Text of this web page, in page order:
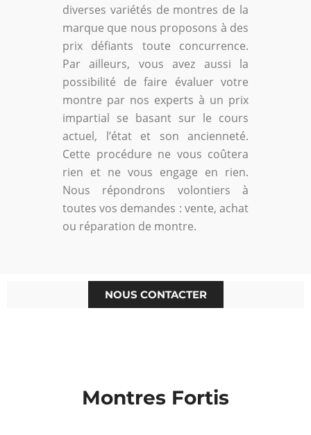
diverses variétés de montres de la
marque que nous proposons à des
prix défiants toute concurrence.
Par ailleurs, vous avez aussi la
possibilité de faire évaluer votre
montre par nos experts à un prix
impartial se basant sur le cours
actuel, l’état et son ancienneté.
Cette procédure ne vous coûtera
rien et ne vous engage en rien.
Nous répondrons volontiers à
toutes vos demandes : vente, achat
ou réparation de montre.
NOUS CONTACTER
Montres Fortis